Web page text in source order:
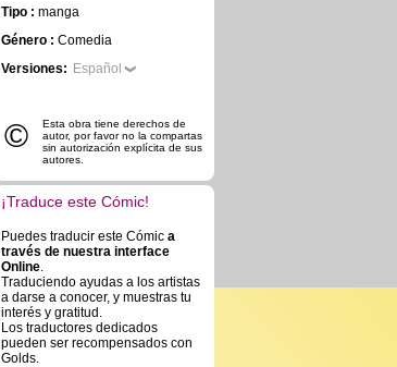
Tipo : manga
Género : Comedia
Versiones: Español
©
Esta obra tiene derechos de
autor, por favor no la compartas
sin autorización explícita de sus
autores.
¡Traduce este Cómic!
Puedes traducir este Cómic a
través de nuestra interface
Online.
Traduciendo ayudas a los artistas
a darse a conocer, y muestras tu
interés y gratitud.
Los traductores dedicados
pueden ser recompensados con
Golds.